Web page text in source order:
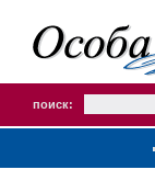
поиск: